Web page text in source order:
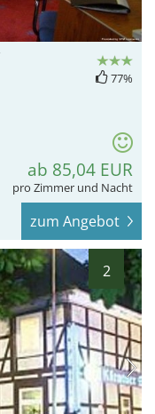
77%
ab 85,04 EUR
pro Zimmer und Nacht
zum Angebot
2